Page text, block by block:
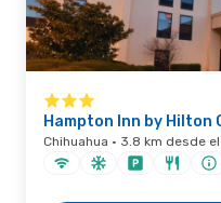
Hampton Inn by Hilton
Chihuahua · 3.8 km desde